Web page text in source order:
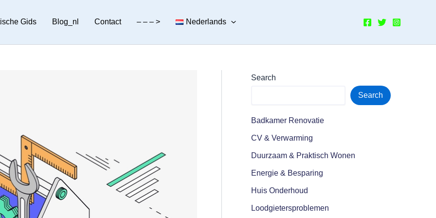
Gids Blog_nl Contact – – – > Nederlands
Search
Search
Badkamer Renovatie
CV & Verwarming
Duurzaam & Praktisch Wonen
Energie & Besparing
Huis Onderhoud
Loodgietersproblemen